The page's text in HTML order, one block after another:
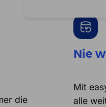
die
Nie
Mit
alle